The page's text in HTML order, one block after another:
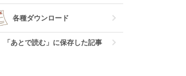
各種ダウンロード
「あとで読む」に保存した記事